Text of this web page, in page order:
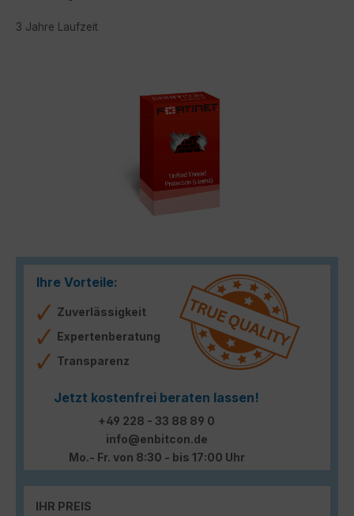
3 Jahre Laufzeit
Ihre Vorteile:
Zuverlässigkeit
Expertenberatung
Transparenz
Jetzt kostenfrei beraten lassen!
+49 228 - 33 88 89 0
info@enbitcon.de
Mo.- Fr. von 8:30 - bis 17:00 Uhr
IHR PREIS